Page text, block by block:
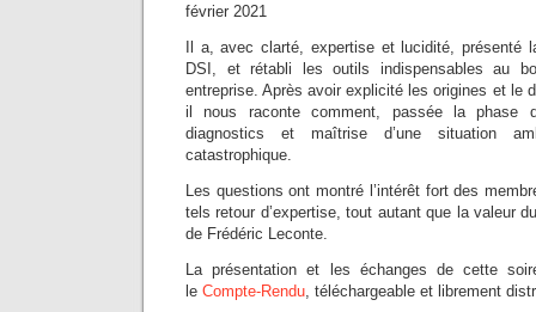
février 2021
Il a, avec clarté, expertise et lucidité, présenté
DSI, et rétabli les outils indispensables au
entreprise. Après avoir explicité les origines et le
il nous raconte comment, passée la phase
diagnostics et maîtrise d’une situation
catastrophique.
Les questions ont montré l’intérêt fort des
tels retour d’expertise, tout autant que la valeur
de Frédéric Leconte.
La présentation et les échanges de cette
le Compte-Rendu, téléchargeable et librement